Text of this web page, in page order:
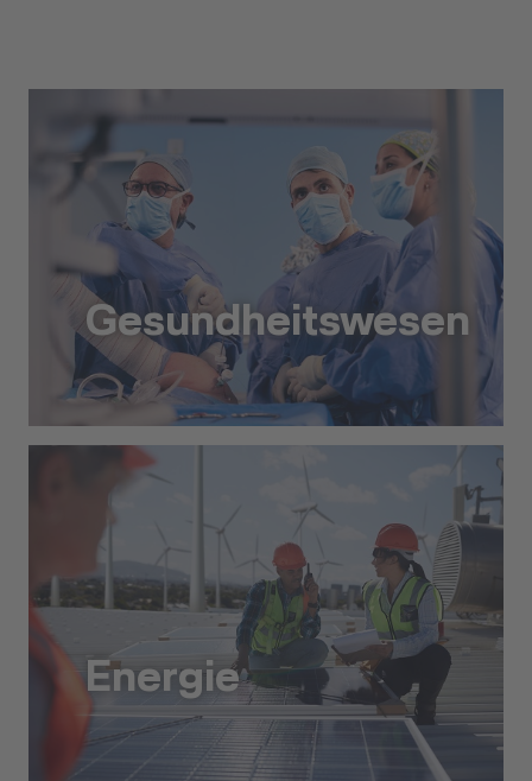
Gesundheitswesen
Gesundheitswesen
Energie
Energie